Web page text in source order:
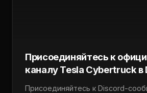
Присоединяйтесь к
каналу Tesla Cybertruck в
Присоединяйтесь к Discord-